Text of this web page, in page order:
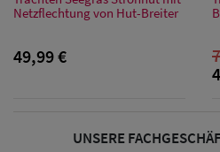
Schutz Caps
Damen
Netzflechtung von Hut-Breiter
49,99 €
UNSERE